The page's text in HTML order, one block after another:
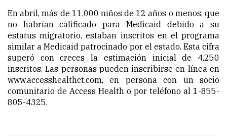
En abril, más de 11,000 niños de 12 años o menos, que
no habrían calificado para Medicaid debido a su
estatus migratorio, estaban inscritos en el programa
similar a Medicaid patrocinado por el estado. Esta cifra
superó con creces la estimación inicial de 4,250
inscritos. Las personas pueden inscribirse en línea en
www.accesshealthct.com, en persona con un socio
comunitario de Access Health o por teléfono al 1-855-
805-4325.